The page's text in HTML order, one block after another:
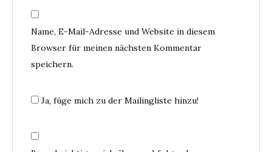
Name, E-Mail-Adresse und Website in diesem
Browser für meinen nächsten Kommentar
speichern.
Ja, füge mich zu der Mailingliste hinzu!